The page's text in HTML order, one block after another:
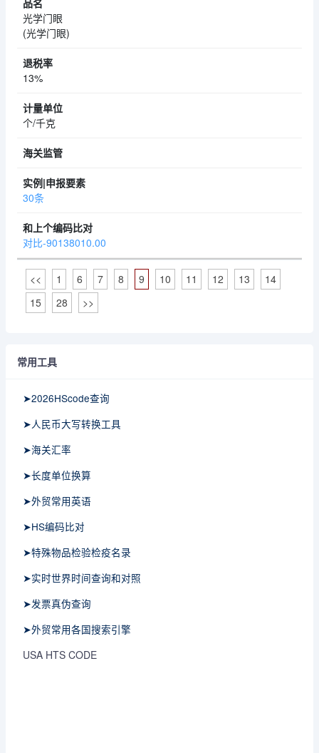
光学门眼
(光学门眼)
13%
个/千克
30条
对比-90138010.00
<< 1 6 7 8 9 10 11 12 13
14
15
28 >>
常用工具
➤2026HScode查询
➤人民币大写转换工具
➤海关汇率
➤长度单位换算
➤外贸常用英语
➤HS编码比对
➤特殊物品检验检疫名录
➤实时世界时间查询和对照
➤发票真伪查询
➤外贸常用各国搜索引擎
USA HTS CODE